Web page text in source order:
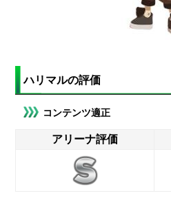
ハリマルの評価
コンテンツ適正
アリーナ評価